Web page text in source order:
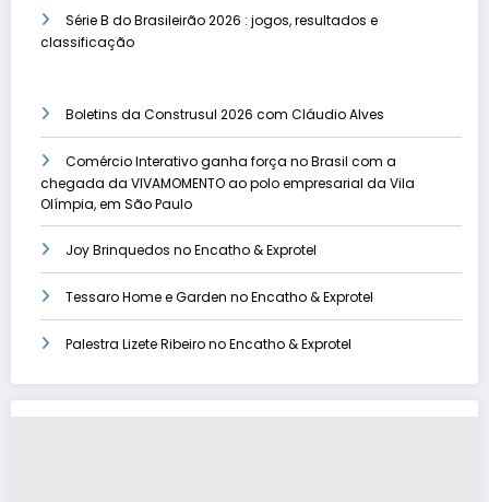
Série B do Brasileirão 2026 : jogos, resultados e
classificação
Boletins da Construsul 2026 com Cláudio Alves
Comércio Interativo ganha força no Brasil com a
chegada da VIVAMOMENTO ao polo empresarial da Vila
Olímpia, em São Paulo
Joy Brinquedos no Encatho & Exprotel
Tessaro Home e Garden no Encatho & Exprotel
Palestra Lizete Ribeiro no Encatho & Exprotel